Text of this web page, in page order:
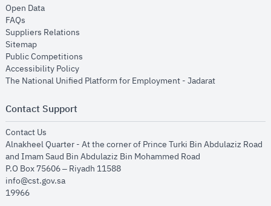
Open Dataopens in new window
FAQs
Suppliers Relations
Sitemapopens in new window
Public Competitions
Accessibility Policyopens in new window
The National Unified Platform for Employment - Jadaratopens in new
Contact Support
Contact Us
Alnakheel Quarter - At the corner of Prince Turki Bin Abdulaziz Road
and Imam Saud Bin Abdulaziz Bin Mohammed Road​
P.O Box 75606 – Riyadh 11588
info@cst.gov.sa
19966